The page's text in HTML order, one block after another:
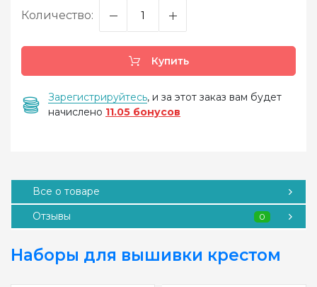
Количество:
Купить
Зарегистрируйтесь, и за этот заказ вам будет
начислено 11.05 бонусов
Все о товаре
Отзывы
0
Наборы для вышивки крестом